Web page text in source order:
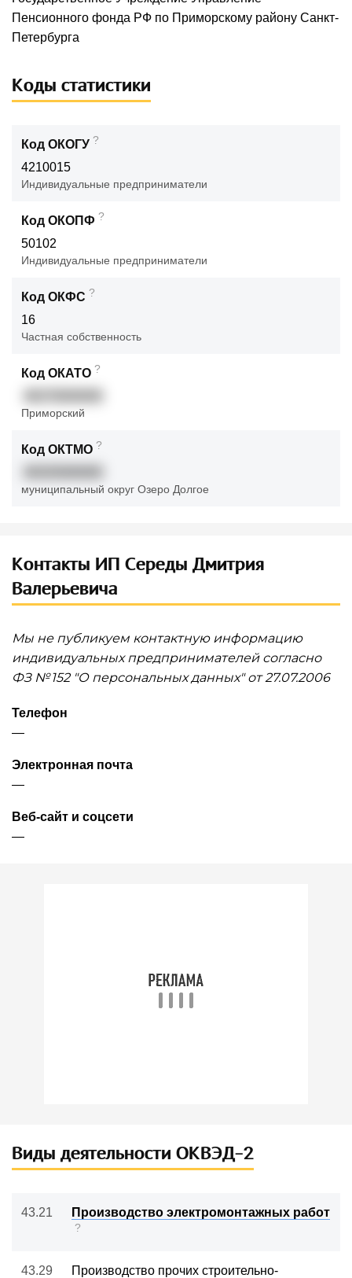
Пенсионного фонда РФ по Приморскому району Санкт-
Петербурга
Коды статистики
Код ОКОГУ ?
4210015
Индивидуальные предприниматели
Код ОКОПФ ?
50102
Индивидуальные предприниматели
Код ОКФС ?
16
Частная собственность
Код ОКАТО ?
Приморский
Код ОКТМО ?
муниципальный округ Озеро Долгое
Контакты ИП Середы Дмитрия
Валерьевича
Мы не публикуем контактную информацию
индивидуальных предпринимателей согласно
ФЗ № 152 "О персональных данных" от 27.07.2006
Телефон
—
Электронная почта
—
Веб-сайт и соцсети
—
Виды деятельности ОКВЭД-2
43.21 Производство электромонтажных работ
?
43.29
Производство прочих строительно-